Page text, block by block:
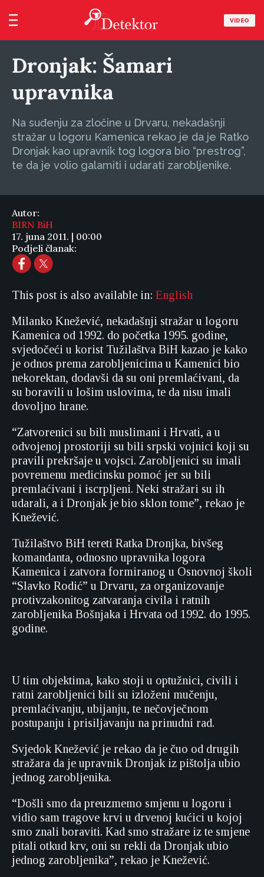
VIDEO
Dronjak: Šamari
upravnika
Na suđenju za zločine u Drvaru, nekadašnji
stražar u logoru Kamenica rekao je da je Ratko
Dronjak kao upravnik tog logora bio “prestrog”,
te da je volio galamiti i udarati zarobljenike.
Autor:
BIRN BiH
17. juna 2011. | 00:00
Podjeli članak:
This post is also available in: English
Milanko Knežević, nekadašnji stražar u logoru
Kamenica od 1992. do početka 1995. godine,
svjedočeći u korist Tužilaštva BiH kazao je kako
je odnos prema zarobljenicima u Kamenici bio
nekorektan, dodavši da su oni premlaćivani, da
su boravili u lošim uslovima, te da nisu imali
dovoljno hrane.
“Zatvorenici su bili muslimani i Hrvati, a u
odvojenoj prostoriji su bili srpski vojnici koji su
pravili prekršaje u vojsci. Zarobljenici su imali
povremenu medicinsku pomoć jer su bili
premlaćivani i iscrpljeni. Neki stražari su ih
udarali, a i Dronjak je bio sklon tome”, rekao je
Knežević.
Tužilaštvo BiH tereti Ratka Dronjka, bivšeg
komandanta, odnosno upravnika logora
Kamenica i zatvora formiranog u Osnovnoj školi
“Slavko Rodić” u Drvaru, za organizovanje
protivzakonitog zatvaranja civila i ratnih
zarobljenika Bošnjaka i Hrvata od 1992. do 1995.
godine.
U tim objektima, kako stoji u optužnici, civili i
ratni zarobljenici bili su izloženi mučenju,
premlaćivanju, ubijanju, te nečovječnom
postupanju i prisiljavanju na prinudni rad.
Svjedok Knežević je rekao da je čuo od drugih
stražara da je upravnik Dronjak iz pištolja ubio
jednog zarobljenika.
“Došli smo da preuzmemo smjenu u logoru i
vidio sam tragove krvi u drvenoj kućici u kojoj
smo znali boraviti. Kad smo stražare iz te smjene
pitali otkud krv, oni su rekli da Dronjak ubio
jednog zarobljenika”, rekao je Knežević.